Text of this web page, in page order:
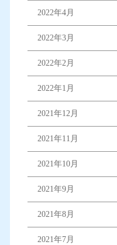
2022年4月
2022年3月
2022年2月
2022年1月
2021年12月
2021年11月
2021年10月
2021年9月
2021年8月
2021年7月